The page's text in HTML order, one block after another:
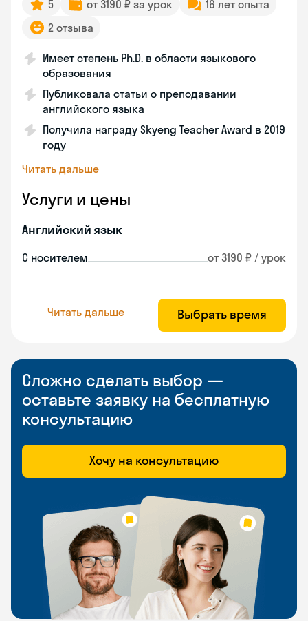
5 от 3190 ₽ за урок
16 лет опыта
2 отзыва
Имеет степень Ph.D. в области языкового
образования
Публиковала статьи о преподавании
английского языка
Получила награду Skyeng Teacher Award в 2019
году
Читать дальше
Услуги и цены
Английский язык
С носителем от 3190 ₽ / урок
Читать дальше Выбрать время
Сложно сделать выбор —
оставьте заявку на бесплатную
консультацию
Хочу на консультацию